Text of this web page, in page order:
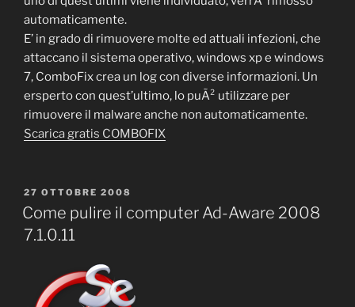
automaticamente.
E’ in grado di rimuovere molte ed attuali infezioni, che
attaccano il sistema operativo, windows xp e windows
7, ComboFix crea un log con diverse informazioni. Un
ersperto con quest’ultimo, lo puÃ² utilizzare per
rimuovere il malware anche non automaticamente.
Scarica gratis COMBOFIX
PUBBLICATO
IL
27 OTTOBRE 2008
Come pulire il computer Ad-Aware 2008
7.1.0.11